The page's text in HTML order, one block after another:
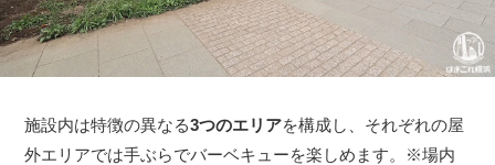
施設内は特徴の異なる3つのエリアを構成し、それぞれの屋
外エリアでは手ぶらでバーベキューを楽しめます。※場内